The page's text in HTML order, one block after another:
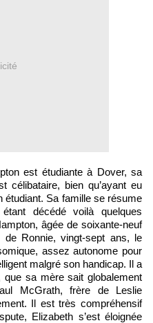
est étudiante à Dover, sa
célibataire, bien qu’ayant eu
étudiant. Sa famille se résume
décédé voilà quelques
âgée de soixante-neuf
de Ronnie, vingt-sept ans, le
assez autonome pour
malgré son handicap. Il a
que sa mère sait globalement
McGrath, frère de Leslie
Il est très compréhensif
Elizabeth s’est éloignée